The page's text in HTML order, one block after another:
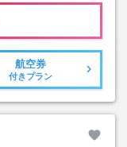
航空券
付きプラン